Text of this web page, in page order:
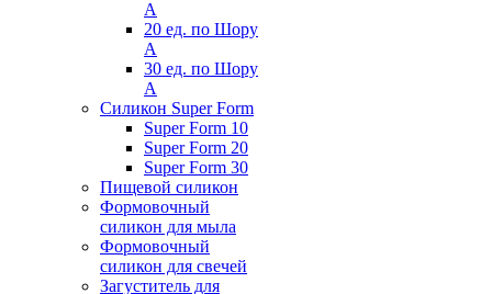
А
20 ед. по Шору
А
30 ед. по Шору
А
Силикон Super Form
Super Form 10
Super Form 20
Super Form 30
Пищевой силикон
Формовочный
силикон для мыла
Формовочный
силикон для свечей
Загуститель для